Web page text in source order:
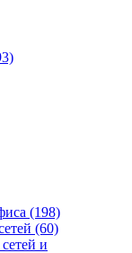
(198)
(60)
и